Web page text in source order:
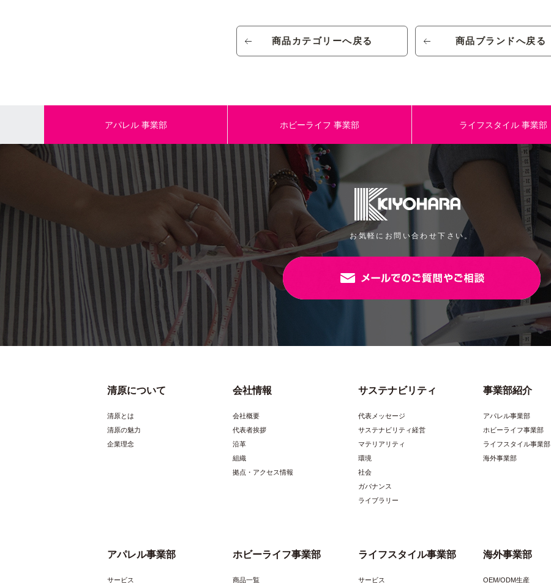
（税抜）
商品カテゴリーへ戻る 商品ブランドへ戻る
アパレル事業部 ホビーライフ 事業部 ライフスタイル 事業部
お気軽にお問い合わせ下さい。
清原について
清原とは
清原の魅力
企業理念
会社情報
会社概要
代表者挨拶
沿革
組織
拠点・アクセス情報
サステナビリティ
代表メッセージ
サステナビリティ経営
マテリアリティ
環境
社会
ガバナンス
ライブラリー
事業部紹介
アパレル事業部
ホビーライフ事業部
ライフスタイル事業部
海外事業部
アパレル事業部
サービス
ホビーライフ事業部
商品一覧
ライフスタイル事業部
サービス
海外事業部
OEM/ODM生産